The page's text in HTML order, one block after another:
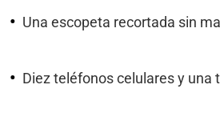
Una escopeta recortada sin
Diez teléfonos celulares y una